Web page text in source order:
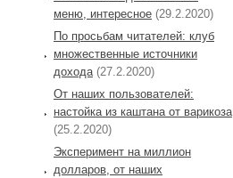
меню, интересное (29.2.2020)
По просьбам читателей: клуб
множественные источники
дохода (27.2.2020)
От наших пользователей:
настойка из каштана от варикоза
(25.2.2020)
Эксперимент на миллион
долларов, от наших